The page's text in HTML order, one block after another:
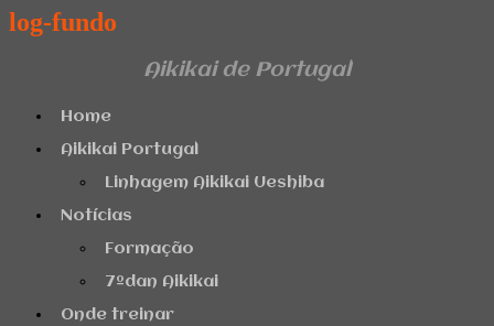
log-fundo
Aikikai de Portugal
Home
Aikikai Portugal
Linhagem Aikikai Ueshiba
Notícias
Formação
7ºdan Aikikai
Onde treinar